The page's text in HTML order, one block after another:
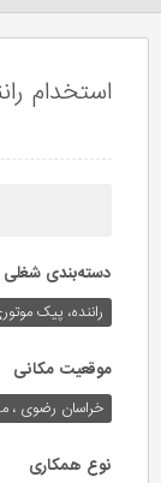
استخدام
دسته‌بندی شغلی
راننده، پیک
موقعیت مکانی
خراسان رضوی ،
نوع همکاری